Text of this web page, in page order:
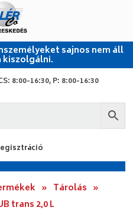
sajnos nem áll
kiszolgálni.
8:00-16:30, P: 8:00-16:30
» Tárolás »
trans 2,0 L